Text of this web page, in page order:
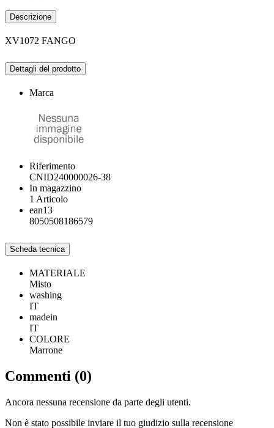
Descrizione
XV1072 FANGO
Dettagli del prodotto
Marca
Riferimento
CNID240000026-38
In magazzino
1 Articolo
ean13
8050508186579
Scheda tecnica
MATERIALE
Misto
washing
IT
madein
IT
COLORE
Marrone
Commenti (0)
Ancora nessuna recensione da parte degli utenti.
Non è stato possibile inviare il tuo giudizio sulla recensione